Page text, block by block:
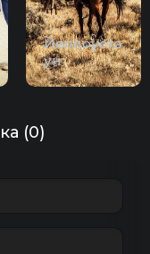
Йеллоусто
ун
(0)